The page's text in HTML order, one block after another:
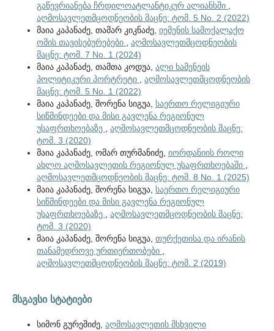
გაწევრიანება ჩრდილოატლანტიკურ ალიანსში ,
აღმოსავლეთმცოდნეობის მაცნე: ტომ. 5 No. 2 (2022)
მაია კაპანაძე, თამარ კიკნაძე, იემენის სამოქალაქო
ომის თავისებურებები , აღმოსავლეთმცოდნეობის
მაცნე: ტომ. 7 No. 1 (2024)
მაია კაპანაძე, თამთა კოდუა, ალი ხამენეის
პოლიტიკური პორტრეტი , აღმოსავლეთმცოდნეობის
მაცნე: ტომ. 5 No. 1 (2022)
მაია კაპანაძე, შორენა სიგუა, საერთო რელიგიური
სიწმინდეები და მისი გავლენა რეგიონულ
უსაფრთხოებაზე , აღმოსავლეთმცოდნეობის მაცნე:
ტომ. 3 (2020)
მაია კაპანაძე, ომარ თურმანიძე, იორდანიის როლი
ახლო აღმოსავლეთის რეგიონულ უსაფრთხოებაში ,
აღმოსავლეთმცოდნეობის მაცნე: ტომ. 8 No. 1 (2025)
მაია კაპანაძე, შორენა სიგუა, საერთო რელიგიური
სიწმინდეები და მისი გავლენა რეგიონულ
უსაფრთხოებაზე , აღმოსავლეთმცოდნეობის მაცნე:
ტომ. 3 (2020)
მაია კაპანაძე, შორენა სიგუა, თურქეთისა და ირანის
თანამედროვე ურთიერთობები ,
აღმოსავლეთმცოდნეობის მაცნე: ტომ. 2 (2019)
მსგავსი სტატიები
სიმონ გურეშიძე, აღმოსავლეთის მსხვილი